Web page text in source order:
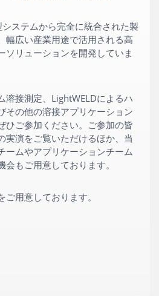
ステムから完全に統合された製
幅広い産業用途で活用される高
ソリューションを開発していま
溶接測定、LightWELDによるハ
その他の溶接アプリケーション
ひご参加ください。ご参加の皆
実演をご覧いただけるほか、当
ームやアプリケーションチーム
もご用意しております。
用意しております。